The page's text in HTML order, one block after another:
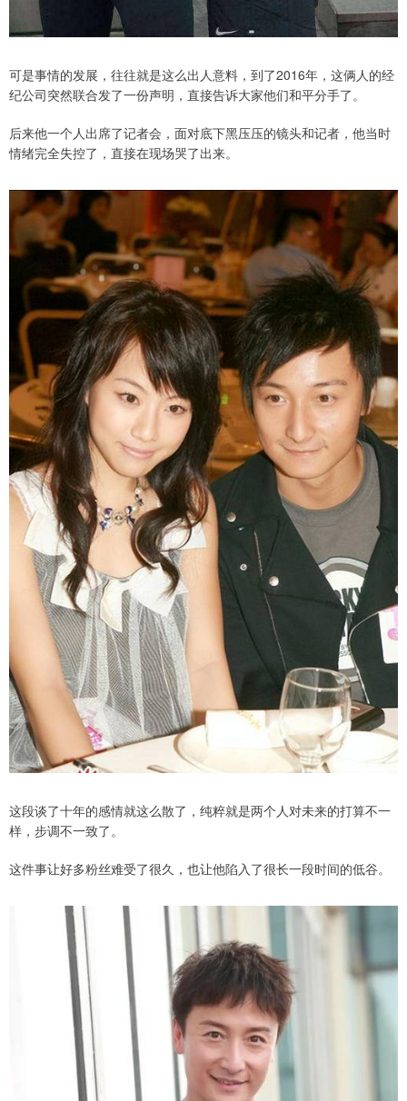
可是事情的发展，往往就是这么出人意料，到了2016年，这俩人的经
纪公司突然联合发了一份声明，直接告诉大家他们和平分手了。
后来他一个人出席了记者会，面对底下黑压压的镜头和记者，他当时
情绪完全失控了，直接在现场哭了出来。
这段谈了十年的感情就这么散了，纯粹就是两个人对未来的打算不一
样，步调不一致了。
这件事让好多粉丝难受了很久，也让他陷入了很长一段时间的低谷。